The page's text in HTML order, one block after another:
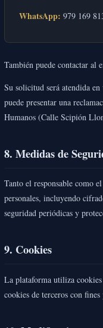
WhatsApp: 979 169
También puede contactar al
Su solicitud será atendida
puede presentar una
Humanos (Calle Scipión
8. Medidas de
Tanto el responsable como
personales, incluyendo
seguridad periódicas y
9. Cookies
La plataforma utiliza
cookies de terceros con